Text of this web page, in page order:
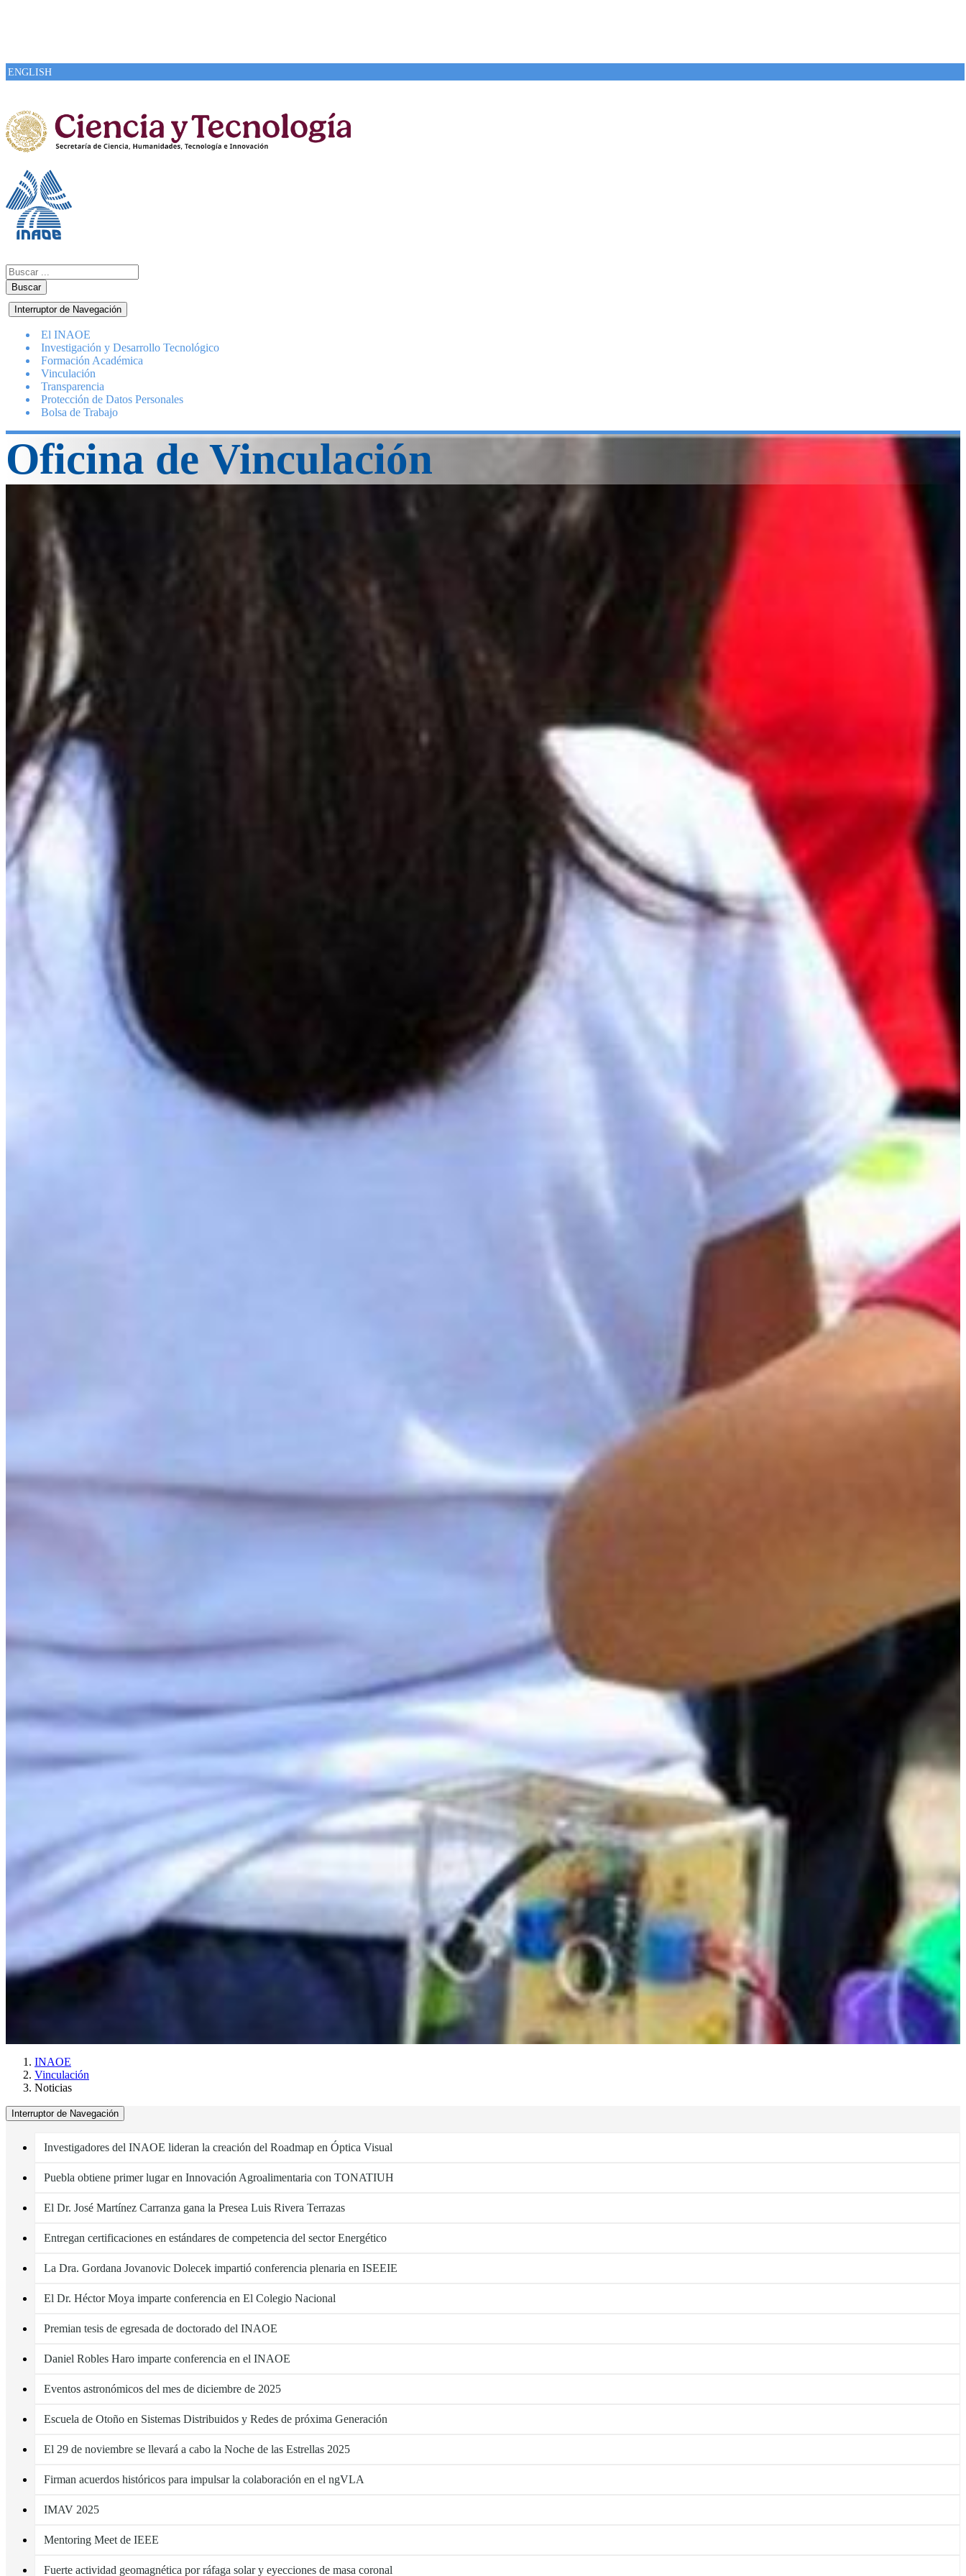
ENGLISH
Buscar
Interruptor de Navegación
El INAOE
Investigación y Desarrollo Tecnológico
Formación Académica
Vinculación
Transparencia
Protección de Datos Personales
Bolsa de Trabajo
Oficina de Vinculación
INAOE
Vinculación
Noticias
Interruptor de Navegación
Investigadores del INAOE lideran la creación del Roadmap en Óptica Visual
Puebla obtiene primer lugar en Innovación Agroalimentaria con TONATIUH
El Dr. José Martínez Carranza gana la Presea Luis Rivera Terrazas
Entregan certificaciones en estándares de competencia del sector Energético
La Dra. Gordana Jovanovic Dolecek impartió conferencia plenaria en ISEEIE
El Dr. Héctor Moya imparte conferencia en El Colegio Nacional
Premian tesis de egresada de doctorado del INAOE
Daniel Robles Haro imparte conferencia en el INAOE
Eventos astronómicos del mes de diciembre de 2025
Escuela de Otoño en Sistemas Distribuidos y Redes de próxima Generación
El 29 de noviembre se llevará a cabo la Noche de las Estrellas 2025
Firman acuerdos históricos para impulsar la colaboración en el ngVLA
IMAV 2025
Mentoring Meet de IEEE
Fuerte actividad geomagnética por ráfaga solar y eyecciones de masa coronal